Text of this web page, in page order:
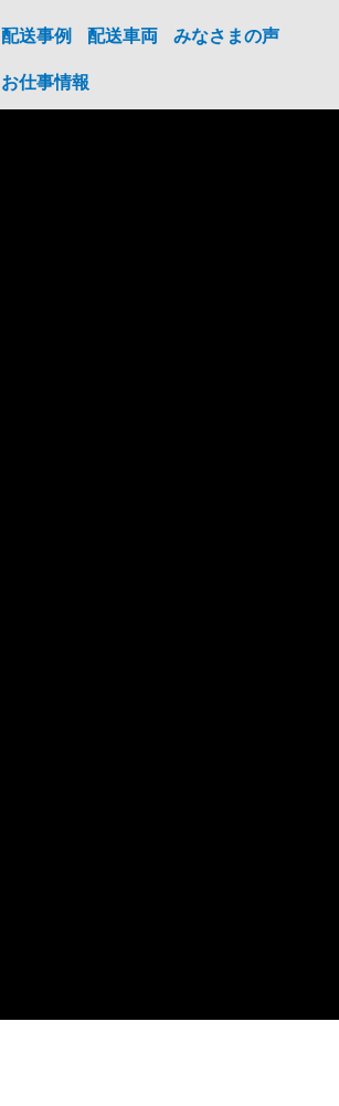
配送事例 配送車両 みなさまの声
お仕事情報